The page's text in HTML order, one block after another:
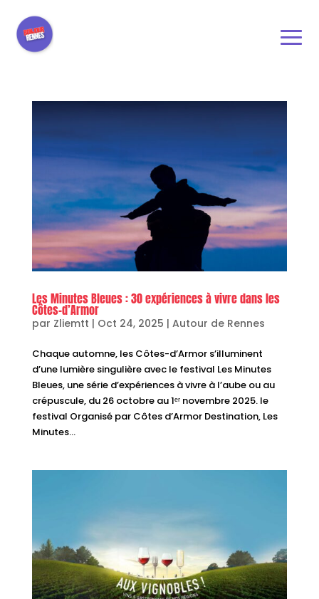
Les Minutes Bleues : 30 expériences à vivre dans les
Côtes-d’Armor
par Zliemtt | Oct 24, 2025 | Autour de Rennes
Chaque automne, les Côtes-d’Armor s’illuminent
d’une lumière singulière avec le festival Les Minutes
Bleues, une série d’expériences à vivre à l’aube ou au
crépuscule, du 26 octobre au 1ᵉʳ novembre 2025. le
festival Organisé par Côtes d’Armor Destination, Les
Minutes...